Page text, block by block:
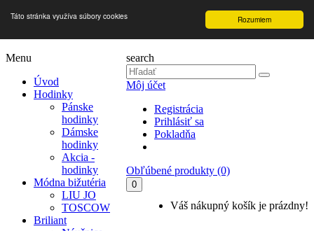
Rozumiem
Táto stránka využíva súbory cookies
search
Môj účet
Registrácia
Prihlásiť sa
Pokladňa
Obľúbené produkty (0)
0
Váš nákupný košík je prázdny!
Menu
Úvod
Hodinky
Pánske
hodinky
Dámske
hodinky
Akcia -
hodinky
Módna bižutéria
LIU JO
TOSCOW
Briliant